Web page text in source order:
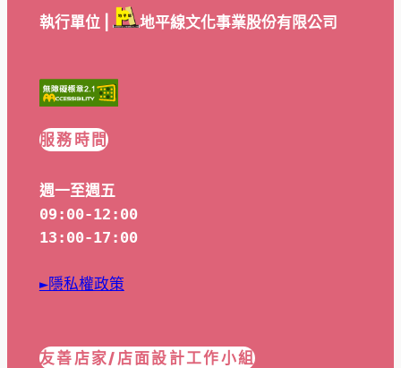
執行單位 | 地平線文化事業股份有限公司
服務時間
週一至週五
09:00-12:00
13:00-17:00
►隱私權政策
友善店家/店面設計工作小組